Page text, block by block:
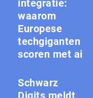
integratie:
waarom
Europese
techgiganten
scoren met ai
Schwarz
Digits meldt